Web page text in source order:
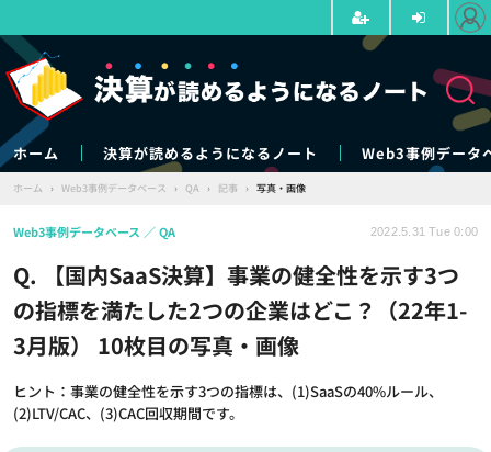
ホーム 決算が読めるようになるノート Web3事例データ
ホーム › Web3事例データベース › QA › 記事 › 写真・画像
Q. 【国内SaaS決算】事業の健全性を示す3つ
の指標を満たした2つの企業はどこ？（22年1-
3月版） 10枚目の写真・画像
ヒント：事業の健全性を示す3つの指標は、(1)SaaSの40%ルール、
(2)LTV/CAC、(3)CAC回収期間です。
Web3事例データベース QA 2022.5.31 Tue 0:00